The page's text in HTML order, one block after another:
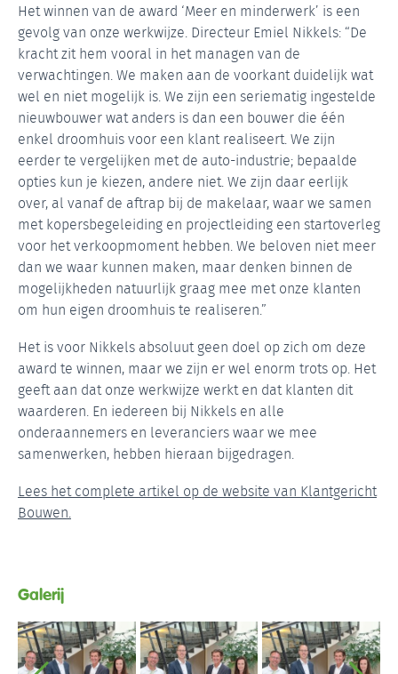
Het winnen van de award ‘Meer en minderwerk’ is een
gevolg van onze werkwijze. Directeur Emiel Nikkels: “De
kracht zit hem vooral in het managen van de
verwachtingen. We maken aan de voorkant duidelijk wat
wel en niet mogelijk is. We zijn een seriematig ingestelde
nieuwbouwer wat anders is dan een bouwer die één
enkel droomhuis voor een klant realiseert. We zijn
eerder te vergelijken met de auto-industrie; bepaalde
opties kun je kiezen, andere niet. We zijn daar eerlijk
over, al vanaf de aftrap bij de makelaar, waar we samen
met kopersbegeleiding en projectleiding een startoverleg
voor het verkoopmoment hebben. We beloven niet meer
dan we waar kunnen maken, maar denken binnen de
mogelijkheden natuurlijk graag mee met onze klanten
om hun eigen droomhuis te realiseren.”
Het is voor Nikkels absoluut geen doel op zich om deze
award te winnen, maar we zijn er wel enorm trots op. Het
geeft aan dat onze werkwijze werkt en dat klanten dit
waarderen. En iedereen bij Nikkels en alle
onderaannemers en leveranciers waar we mee
samenwerken, hebben hieraan bijgedragen.
Lees het complete artikel op de website van Klantgericht
Bouwen.
Galerij